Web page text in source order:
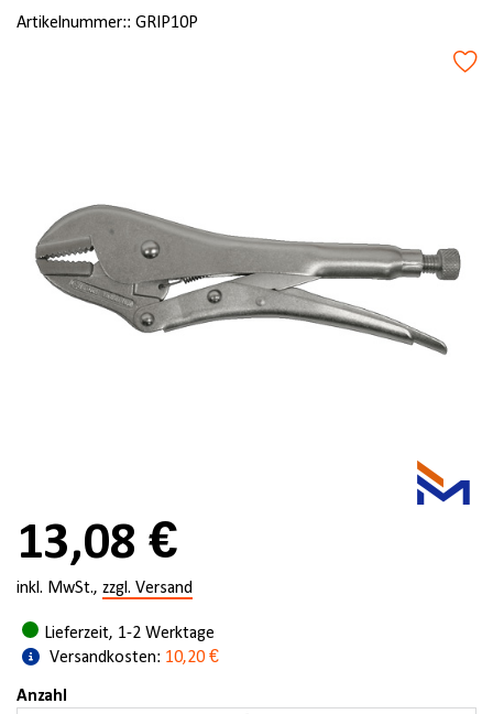
Artikelnummer:: GRIP10P
13,08 €
inkl. MwSt., zzgl. Versand
Lieferzeit, 1-2 Werktage
Versandkosten: 10,20 €
Anzahl